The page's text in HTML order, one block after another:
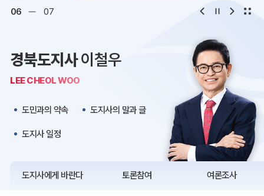
오시는 길
K보듬 6000
정보공개
06 07
경북도지사이철우
LEE CHEOL WOO
도민과의 약속 도지사의 말과 글
도지사 일정
도지사에게 바란다 토론참여 여론조사